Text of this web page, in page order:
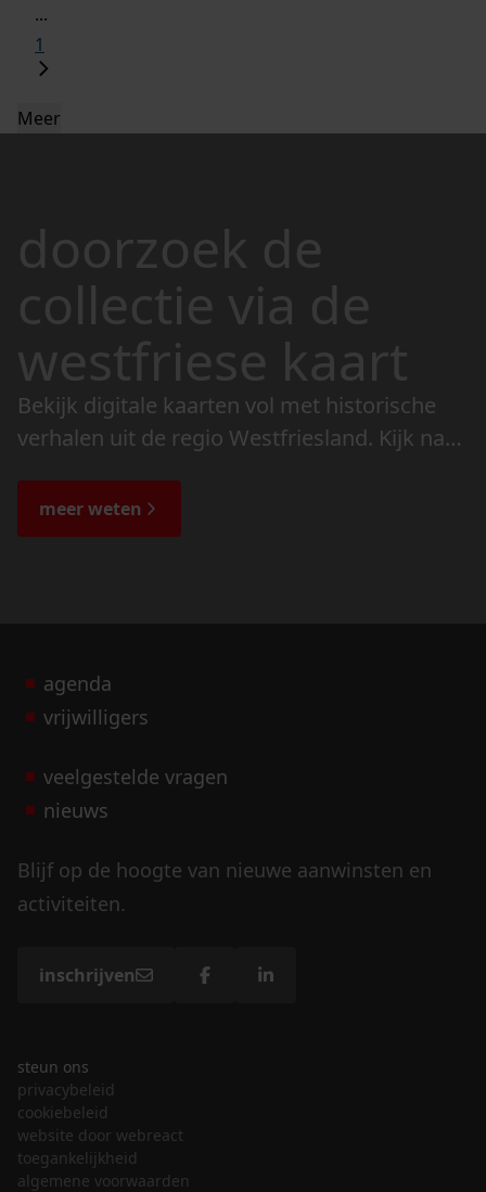
...
1
Meer
doorzoek de
collectie via de
westfriese kaart
Bekijk digitale kaarten vol met historische
verhalen uit de regio Westfriesland. Kijk naar
de bijzondere verhalen.
meer weten
agenda
vrijwilligers
veelgestelde vragen
nieuws
Blijf op de hoogte van nieuwe aanwinsten en
activiteiten.
inschrijven
steun ons
privacybeleid
cookiebeleid
website door webreact
toegankelijkheid
algemene voorwaarden